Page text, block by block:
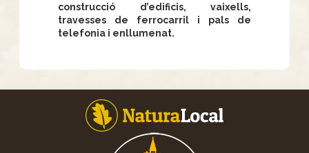
construcció d’edificis, vaixells,
travesses de ferrocarril i pals de
telefonia i enllumenat.